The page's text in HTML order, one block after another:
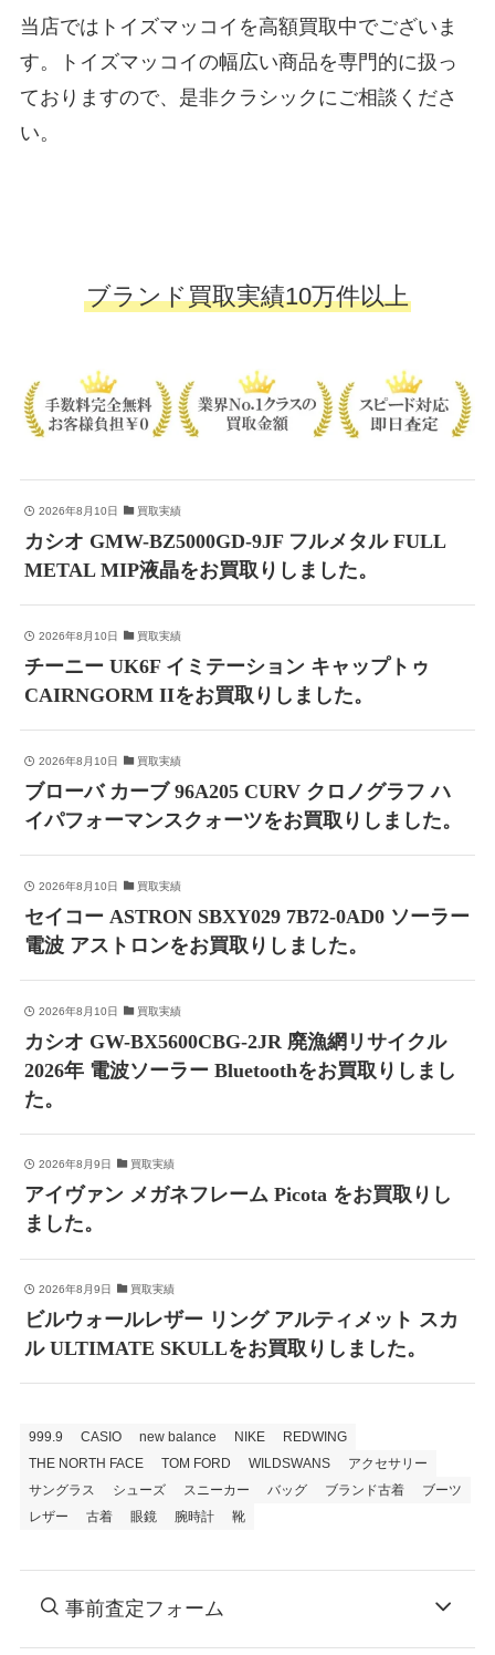
当店ではトイズマッコイを高額買取中でございま
す。トイズマッコイの幅広い商品を専門的に扱っ
ておりますので、是非クラシックにご相談くださ
い。
ブランド買取実績10万件以上
2026年8月10日 買取実績
カシオ GMW-BZ5000GD-9JF フルメタル FULL
METAL MIP液晶をお買取りしました。
2026年8月10日 買取実績
チーニー UK6F イミテーション キャップトゥ
CAIRNGORM IIをお買取りしました。
2026年8月10日 買取実績
ブローバ カーブ 96A205 CURV クロノグラフ ハ
イパフォーマンスクォーツをお買取りしました。
2026年8月10日 買取実績
セイコー ASTRON SBXY029 7B72-0AD0 ソーラー
電波 アストロンをお買取りしました。
2026年8月10日 買取実績
カシオ GW-BX5600CBG-2JR 廃漁網リサイクル
2026年 電波ソーラー Bluetoothをお買取りしまし
た。
2026年8月9日 買取実績
アイヴァン メガネフレーム Picota をお買取りし
ました。
2026年8月9日 買取実績
ビルウォールレザー リング アルティメット スカ
ル ULTIMATE SKULLをお買取りしました。
999.9 CASIO new balance NIKE
REDWING
THE NORTH FACE
TOM FORD WILDSWANS
アクセサリー
サングラス
シューズ スニーカー バッグ ブランド古着
ブーツ
レザー
古着 眼鏡 腕時計 靴
事前査定フォーム